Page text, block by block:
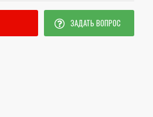
ЗАДАТЬ ВОПРОС